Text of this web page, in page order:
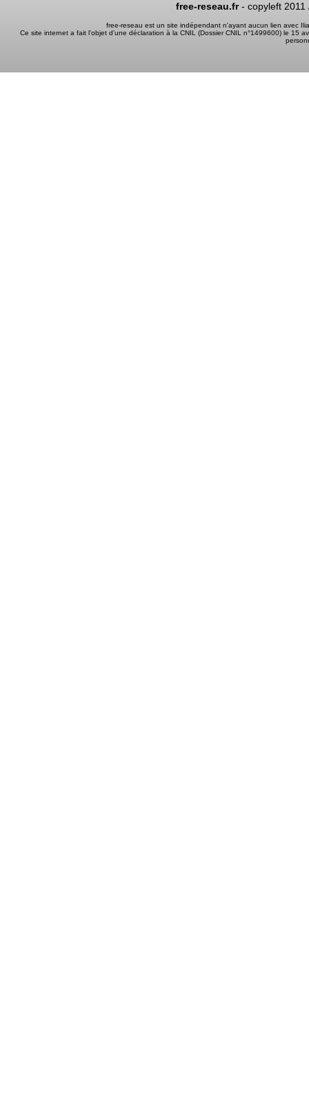
free-reseau.fr- copyleft 2011
free-reseau est un site indépendant n'ayant aucun lien avec
Ce site internet a fait l'objet d'une déclaration à la CNIL (Dossier CNIL n°1499600) le 15